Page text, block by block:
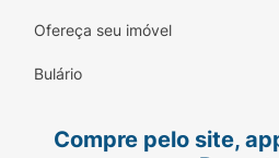
Ofereça seu imóvel
Bulário
Compre pelo site,